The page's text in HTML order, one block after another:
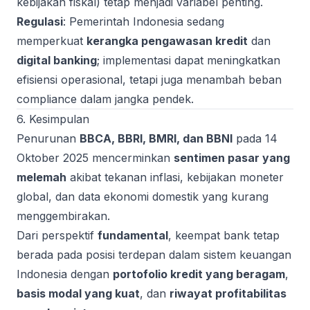
Regulasi: Pemerintah Indonesia sedang
memperkuat kerangka pengawasan kredit dan
digital banking; implementasi dapat meningkatkan
efisiensi operasional, tetapi juga menambah beban
compliance dalam jangka pendek.
6. Kesimpulan
Penurunan BBCA, BBRI, BMRI, dan BBNI pada 14
Oktober 2025 mencerminkan sentimen pasar yang
melemah akibat tekanan inflasi, kebijakan moneter
global, dan data ekonomi domestik yang kurang
menggembirakan.
Dari perspektif fundamental, keempat bank tetap
berada pada posisi terdepan dalam sistem keuangan
Indonesia dengan portofolio kredit yang beragam,
basis modal yang kuat, dan riwayat profitabilitas